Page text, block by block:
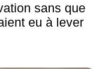
sans que
eu à lever